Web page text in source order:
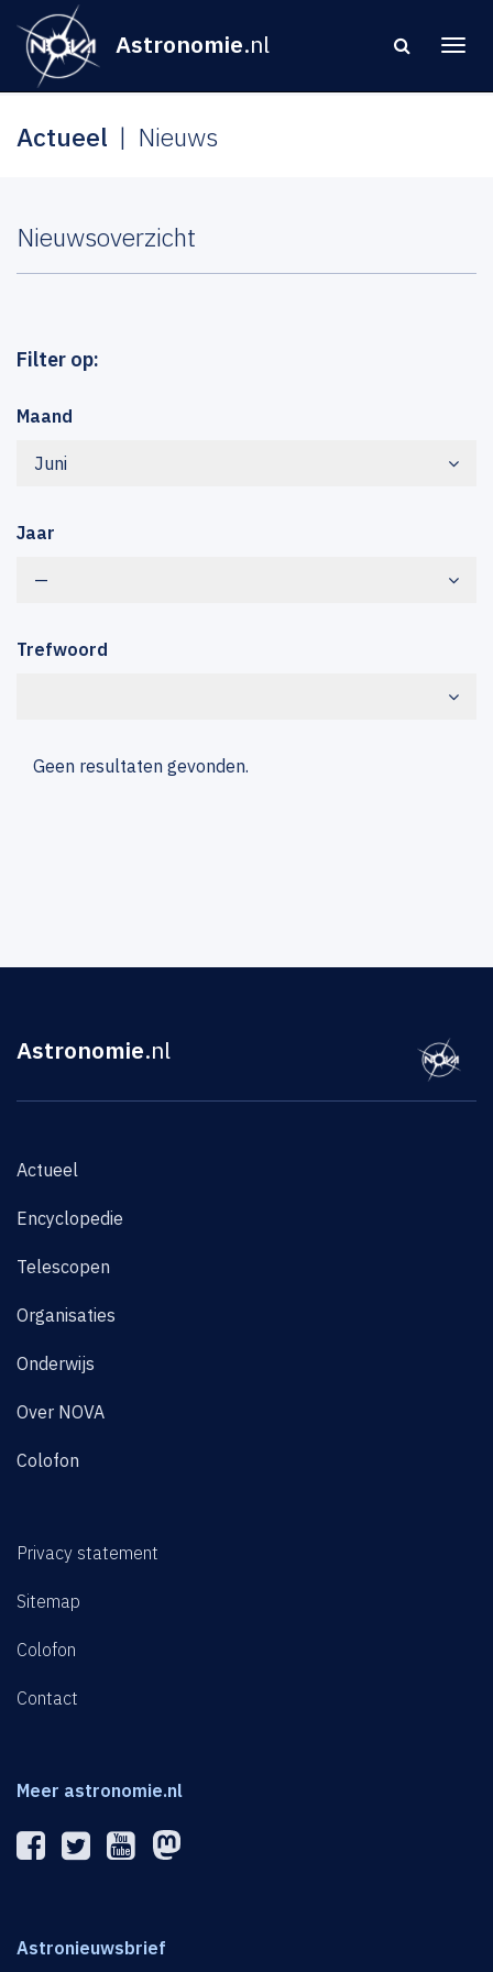
Astronomie.nl
Actueel Nieuws
Nieuwsoverzicht
Filter op:
Maand
Juni
Jaar
—
Trefwoord
Geen resultaten gevonden.
Astronomie.nl
Actueel
Encyclopedie
Telescopen
Organisaties
Onderwijs
Over NOVA
Colofon
Privacy statement
Sitemap
Colofon
Contact
Meer astronomie.nl
Astronieuwsbrief